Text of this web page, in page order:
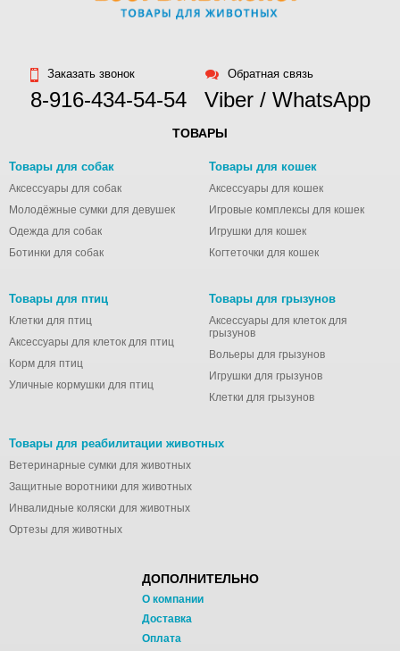
Заказать звонок
8-916-434-54-54
Обратная связь
Viber / WhatsApp
ТОВАРЫ
Товары для собак
Аксессуары для собак
Молодёжные сумки для девушек
Одежда для собак
Ботинки для собак
Товары для кошек
Аксессуары для кошек
Игровые комплексы для кошек
Игрушки для кошек
Когтеточки для кошек
Товары для птиц
Клетки для птиц
Аксессуары для клеток для птиц
Корм для птиц
Уличные кормушки для птиц
Товары для грызунов
Аксессуары для клеток для
грызунов
Вольеры для грызунов
Игрушки для грызунов
Клетки для грызунов
Товары для реабилитации животных
Ветеринарные сумки для животных
Защитные воротники для животных
Инвалидные коляски для животных
Ортезы для животных
ДОПОЛНИТЕЛЬНО
О компании
Доставка
Оплата